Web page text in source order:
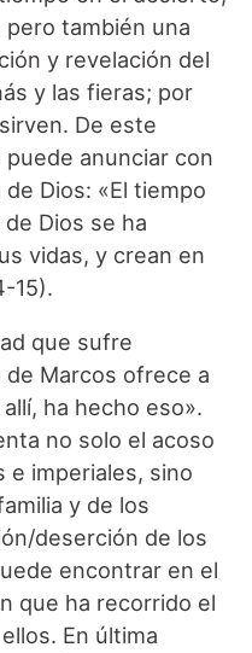
también una
y revelación del
y las fieras; por
De este
anunciar con
Dios: «El tiempo
Dios se ha
vidas, y crean en
15).
que sufre
de Marcos ofrece a
ha hecho eso».
no solo el acoso
e imperiales, sino
y de los
deserción de los
encontrar en el
que ha recorrido el
En última